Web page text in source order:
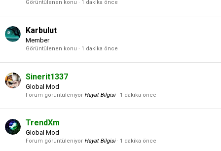
Görüntülenen konu 1 dakika önce
Karbulut
Member
Görüntülenen konu 1 dakika önce
Sinerit1337
Global Mod
Forum görüntüleniyor Hayat Bilgisi 1 dakika önce
TrendXm
Global Mod
Forum görüntüleniyor Hayat Bilgisi 1 dakika önce